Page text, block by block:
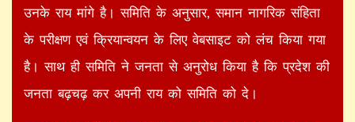
उनके राय मांगे है। समिति के अनुसार, समान नागरिक संहिता
के परीक्षण एवं क्रियान्वयन के लिए वेबसाइट को लंच किया गया
है। साथ ही समिति ने जनता से अनुरोध किया है कि प्रदेश की
जनता बढ़चढ़ कर अपनी राय को समिति को दे।